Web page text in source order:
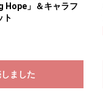
Hope」＆キャラフ
ト
ました